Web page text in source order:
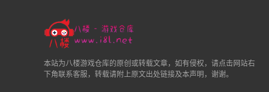
本站为八楼游戏仓库的原创或转载文章，如有侵权，请点击网站右
下角联系客服，转载请附上原文出处链接及本声明，谢谢。